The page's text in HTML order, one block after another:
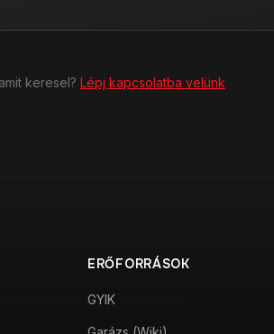
keresel? Lépj kapcsolatba velünk
ERŐFORRÁSOK
GYIK